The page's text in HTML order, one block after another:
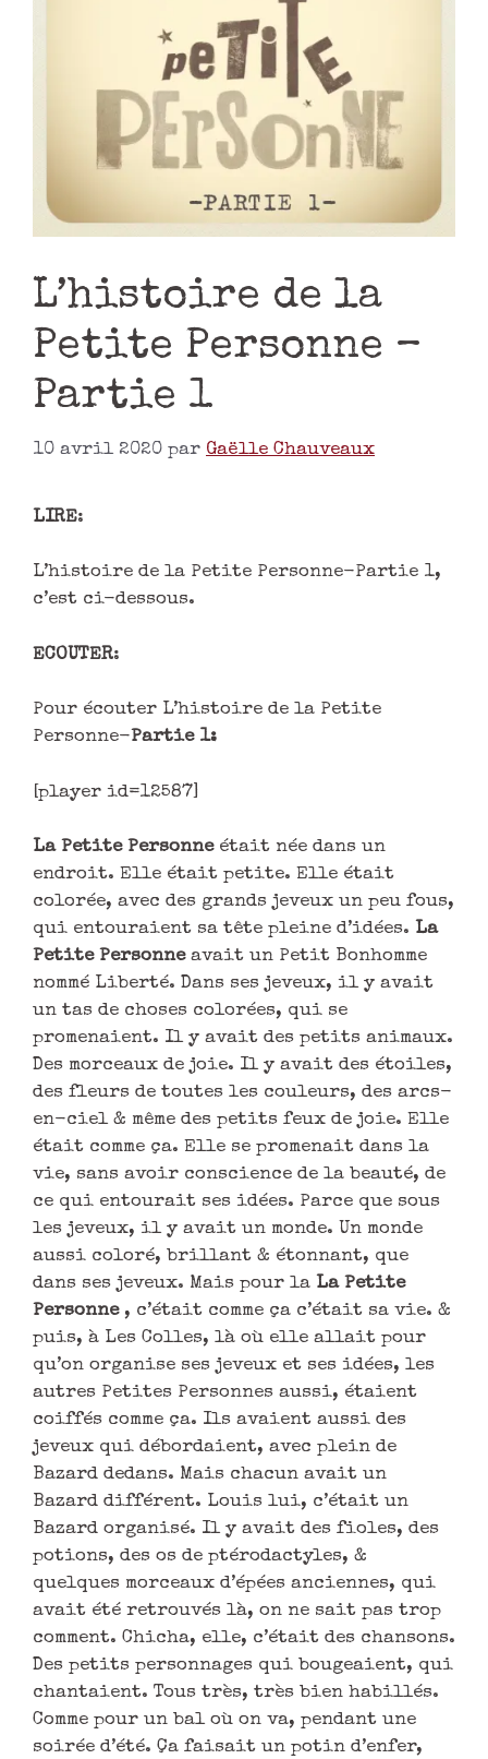
L’histoire de la
Petite Personne –
Partie 1
10 avril 2020 par Gaëlle Chauveaux
LIRE:
L’histoire de la Petite Personne-Partie 1,
c’est ci-dessous.
ECOUTER:
Pour écouter L’histoire de la Petite
Personne-Partie 1:
[player id=12587]
La Petite Personneétait née dans un
endroit. Elle était petite. Elle était
colorée, avec des grands jeveux un peu fous,
qui entouraient sa tête pleine d’idées. La
Petite Personneavait un Petit Bonhomme
nommé Liberté. Dans ses jeveux, il y avait
un tas de choses colorées, qui se
promenaient. Il y avait des petits animaux.
Des morceaux de joie. Il y avait des étoiles,
des fleurs de toutes les couleurs, des arcs-
en-ciel & même des petits feux de joie. Elle
était comme ça. Elle se promenait dans la
vie, sans avoir conscience de la beauté, de
ce qui entourait ses idées. Parce que sous
les jeveux, il y avait un monde. Un monde
aussi coloré, brillant & étonnant, que
dans ses jeveux. Mais pour la La Petite
Personne, c’était comme ça c’était sa vie. &
puis, à Les Colles, là où elle allait pour
qu’on organise ses jeveux et ses idées, les
autres Petites Personnes aussi, étaient
coiffés comme ça. Ils avaient aussi des
jeveux qui débordaient, avec plein de
Bazard dedans. Mais chacun avait un
Bazard différent. Louis lui, c’était un
Bazard organisé. Il y avait des fioles, des
potions, des os de ptérodactyles, &
quelques morceaux d’épées anciennes, qui
avait été retrouvés là, on ne sait pas trop
comment. Chicha, elle, c’était des chansons.
Des petits personnages qui bougeaient, qui
chantaient. Tous très, très bien habillés.
Comme pour un bal où on va, pendant une
soirée d’été. Ça faisait un potin d’enfer,